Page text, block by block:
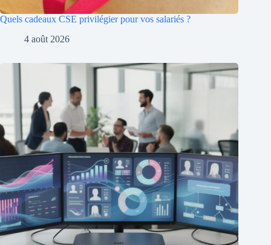
Quels cadeaux CSE privilégier pour vos salariés ?
4 août 2026